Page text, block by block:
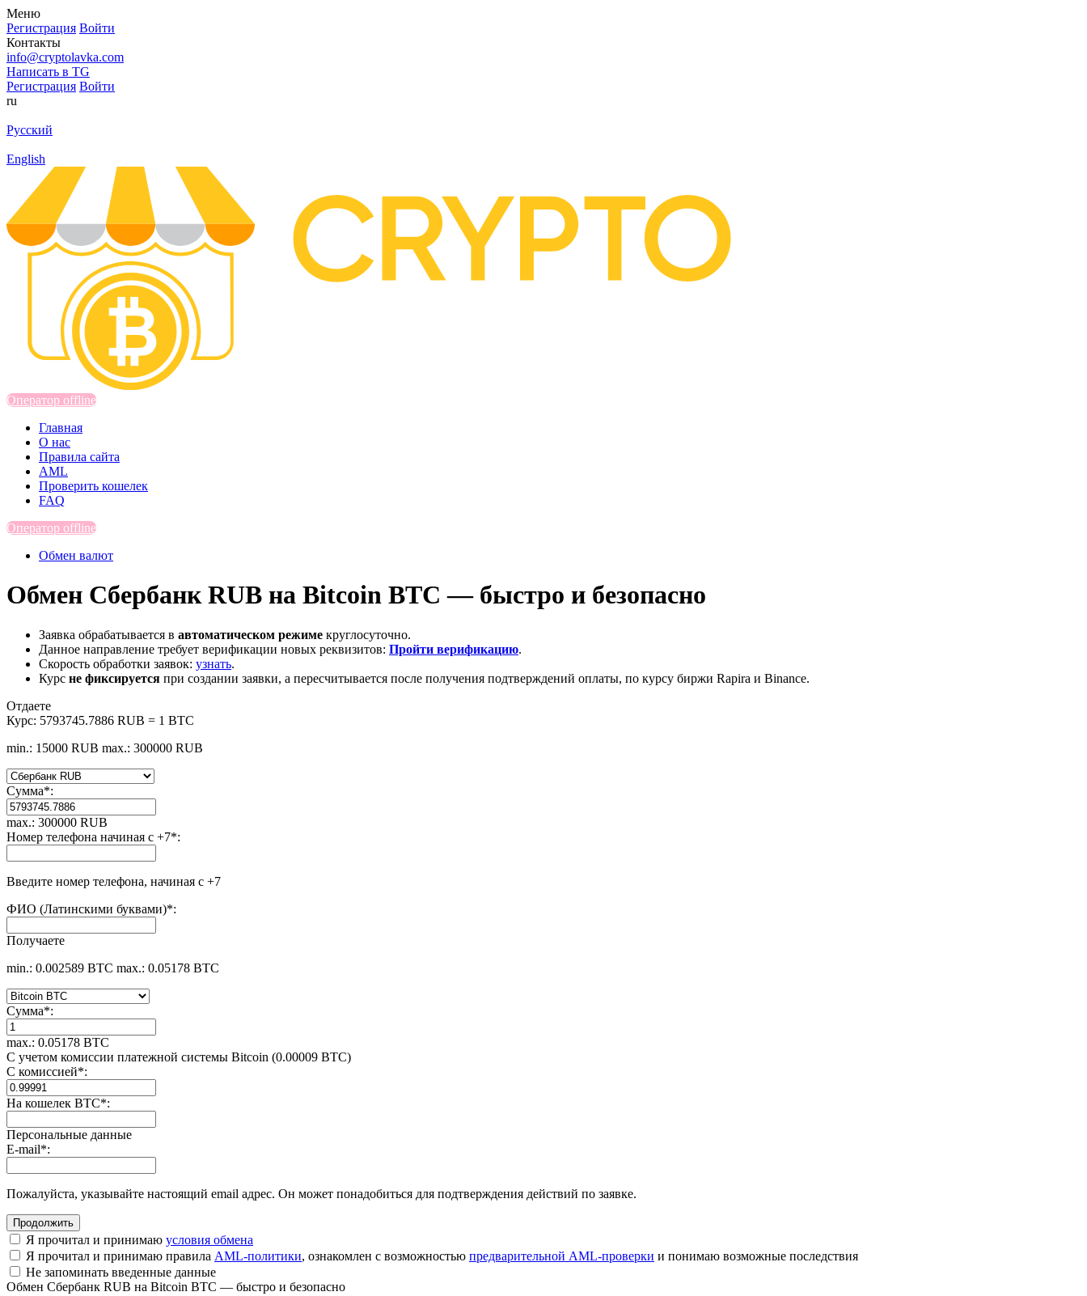
Меню
Регистрация Войти
Контакты
info@cryptolavka.com
Написать в TG
Регистрация Войти
ru
Русский
English
Оператор offline
Главная
О нас
Правила сайта
AML
Проверить кошелек
FAQ
Оператор offline
Обмен валют
Обмен Сбербанк RUB на Bitcoin BTC — быстро и безопасно
Заявка обрабатывается в автоматическом режиме круглосуточно.
Данное направление требует верификации новых реквизитов: Пройти верификацию.
Скорость обработки заявок: узнать.
Курс не фиксируется при создании заявки, а пересчитывается после получения подтверждений оплаты, по курсу биржи Rapira и Binance.
Отдаете
Курс: 5793745.7886 RUB = 1 BTC
min.: 15000 RUB max.: 300000 RUB
Сумма*:
max.: 300000 RUB
Номер телефона начиная с +7*:
Введите номер телефона, начиная с +7
ФИО (Латинскими буквами)*:
Получаете
min.: 0.002589 BTC max.: 0.05178 BTC
Сумма*:
max.: 0.05178 BTC
С учетом комиссии платежной системы Bitcoin (0.00009 BTC)
С комиссией*:
На кошелек BTC*:
Персональные данные
E-mail*:
Пожалуйста, указывайте настоящий email адрес. Он может понадобиться для подтверждения действий по заявке.
Я прочитал и принимаю условия обмена
Я прочитал и принимаю правила AML-политики, ознакомлен с возможностью предварительной AML-проверки и понимаю возможные последствия
Не запоминать введенные данные
Обмен Сбербанк RUB на Bitcoin BTC — быстро и безопасно